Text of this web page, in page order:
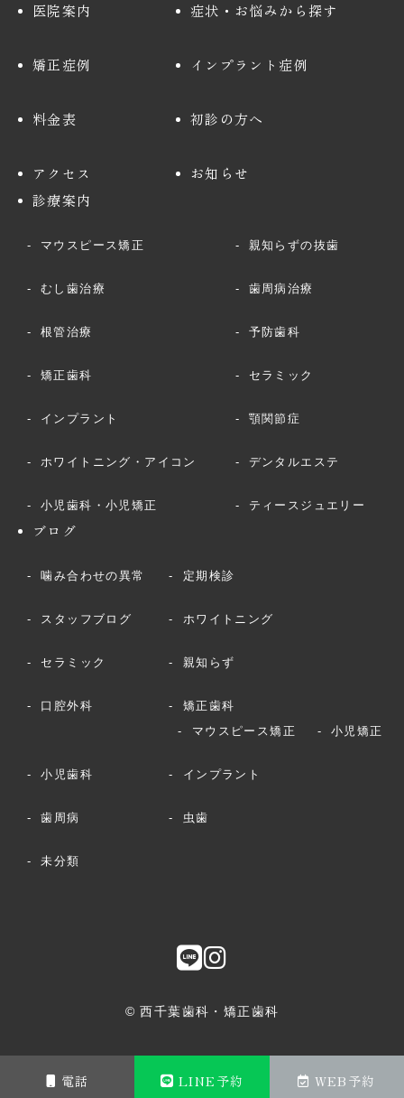
電話 LINE予約 WEB予約
医院案内 症状・お悩みから探す
矯正症例 インプラント症例
料金表 初診の方へ
アクセス
お知らせ
診療案内
マウスピース矯正 親知らずの抜歯
むし歯治療 歯周病治療
根管治療 予防歯科
矯正歯科 セラミック
インプラント 顎関節症
ホワイトニング・アイコン デンタルエステ
小児歯科・小児矯正 ティースジュエリー
ブログ
噛み合わせの異常 定期検診
スタッフブログ ホワイトニング
セラミック 親知らず
口腔外科
矯正歯科
マウスピース矯正
小児矯正
小児歯科 インプラント
歯周病 虫歯
未分類
© 西千葉歯科・矯正歯科